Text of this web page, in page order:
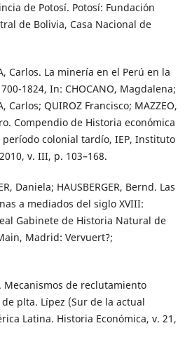
de Potosí. Potosí: Fundación
de Bolivia, Casa Nacional de
Carlos. La minería en el Perú en la
1824, In: CHOCANO, Magdalena;
Carlos; QUIROZ Francisco; MAZZEO,
Compendio de Historia económica
período colonial tardío, IEP, Instituto
v. III, p. 103–168.
Daniela; HAUSBERGER, Bernd. Las
a mediados del siglo XVIII:
Gabinete de Historia Natural de
Madrid: Vervuert?;
Mecanismos de reclutamiento
plta. Lípez (Sur de la actual
Latina. Historia Económica, v. 21,